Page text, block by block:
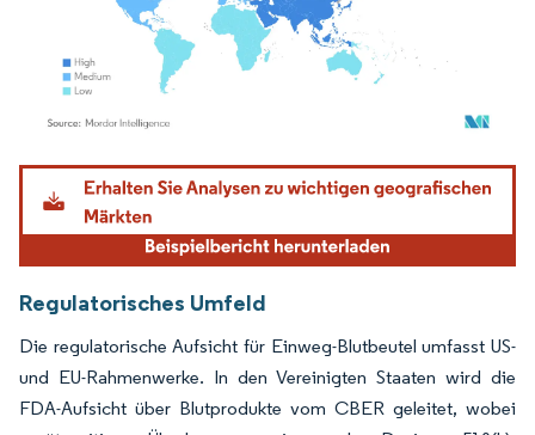
Bild © Mordor Intelligence. Wiederverwendung erfordert Namensnennung gemäß
Regulatorisches Umfeld
Die regulatorische Aufsicht für Einweg-Blutbeutel umfasst US-
und EU-Rahmenwerke. In den Vereinigten Staaten wird die
FDA-Aufsicht über Blutprodukte vom CBER geleitet, wobei